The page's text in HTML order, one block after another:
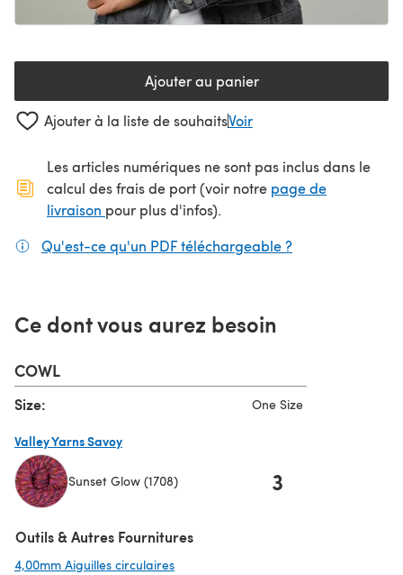
Ajouter au panier
Ajouter à la liste de souhaitsVoir
Les articles numériques ne sont pas inclus dans le
calcul des frais de port (voir notre page de
livraison (s'ouvre dans un nouvel onglet)
pour plus d'infos).
Qu'est-ce qu'un PDF téléchargeable ?
Ce dont vous aurez besoin
COWL
Size: One Size
Valley Yarns Savoy
Sunset Glow (1708) 3
Outils & Autres Fournitures
4,00mm Aiguilles circulaires